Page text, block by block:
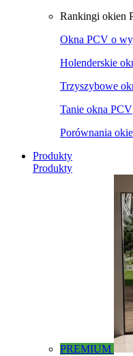
Rankingi okien
Okna PCV o
Holenderskie
Trzyszybowe
Tanie okna PCV
Porównania
Produkty
Produkty
PREMIUM